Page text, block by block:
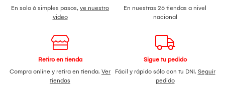
En solo 6 simples pasos, ve nuestro
video
En nuestras 26 tiendas a nivel
nacional
Retiro en tienda
Compra online y retira en tienda. Ver
tiendas
Sigue tu pedido
Fácil y rápido sólo con tu DNI. Seguir
pedido